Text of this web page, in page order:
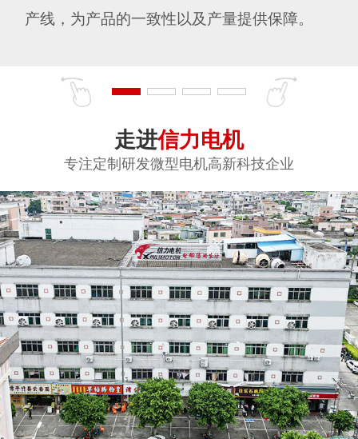
产线，为产品的一致性以及产量提供保障。
走进信力电机
专注定制研发微型电机高新科技企业